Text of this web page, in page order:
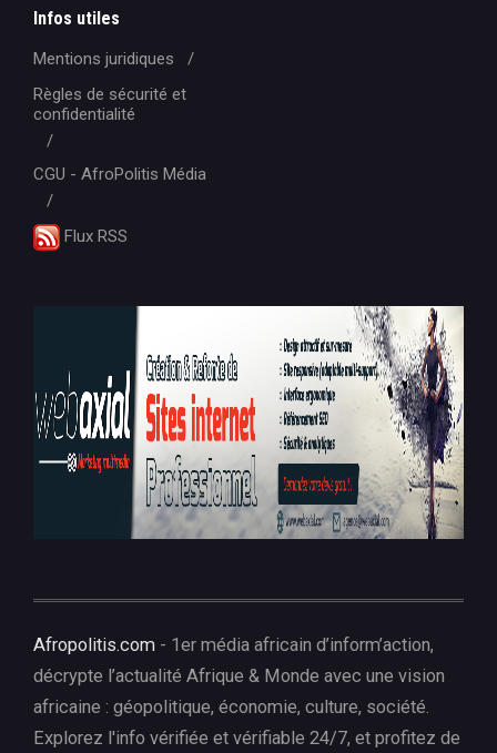
Infos utiles
Mentions juridiques
Règles de sécurité et
confidentialité
CGU - AfroPolitis Média
Flux RSS
Afropolitis.com - 1er média africain d’inform’action,
décrypte l’actualité Afrique & Monde avec une vision
africaine : géopolitique, économie, culture, société.
Explorez l'info vérifiée et vérifiable 24/7, et profitez de